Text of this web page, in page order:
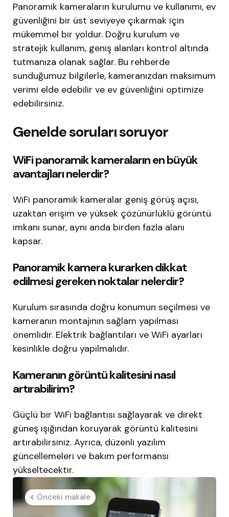
Panoramik kameraların kurulumu ve kullanımı, ev
güvenliğini bir üst seviyeye çıkarmak için
mükemmel bir yoldur. Doğru kurulum ve
stratejik kullanım, geniş alanları kontrol altında
tutmanıza olanak sağlar. Bu rehberde
sunduğumuz bilgilerle, kameranızdan maksimum
verimi elde edebilir ve ev güvenliğini optimize
edebilirsiniz.
Genelde soruları soruyor
WiFi panoramik kameraların en büyük
avantajları nelerdir?
WiFi panoramik kameralar geniş görüş açısı,
uzaktan erişim ve yüksek çözünürlüklü görüntü
imkanı sunar, aynı anda birden fazla alanı
kapsar.
Panoramik kamera kurarken dikkat
edilmesi gereken noktalar nelerdir?
Kurulum sırasında doğru konumun seçilmesi ve
kameranın montajının sağlam yapılması
önemlidir. Elektrik bağlantıları ve WiFi ayarları
kesinlikle doğru yapılmalıdır.
Kameranın görüntü kalitesini nasıl
artırabilirim?
Güçlü bir WiFi bağlantısı sağlayarak ve direkt
güneş ışığından koruyarak görüntü kalitesini
artırabilirsiniz. Ayrıca, düzenli yazılım
güncellemeleri ve bakım performansı
yükseltecektir.
Post
navigation
Önceki makale